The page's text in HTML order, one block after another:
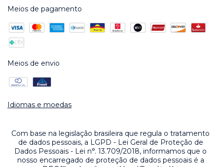
Meios de pagamento
Meios de envio
Idiomas e moedas
Com base na legislação brasileira que regula o tratamento
de dados pessoais, a LGPD - Lei Geral de Proteção de
Dados Pessoais - Lei n°. 13.709/2018, informamos que o
nosso encarregado de proteção de dados pessoais é a